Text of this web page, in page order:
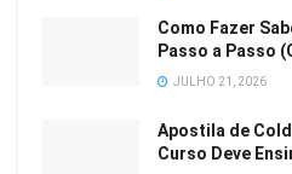
Como Fazer
Passo a Passo
JULHO 21, 2026
Apostila de Cold
Curso Deve